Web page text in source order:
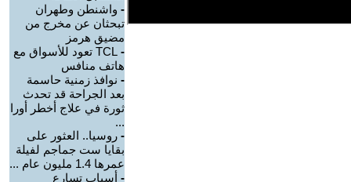
- واشنطن وطهران
تبحثان عن مخرج من
مضيق هرمز
-
TCL تعود للأسواق مع
هاتف منافس
- نوافذ زمنية حاسمة
بعد الجراحة قد تحدث
ثورة في علاج أخطر أورا
...
- روسيا.. العثور على
بقايا ست جماجم لفيلة
عمرها 1.4 مليون عام ...
- أسباب تسارع